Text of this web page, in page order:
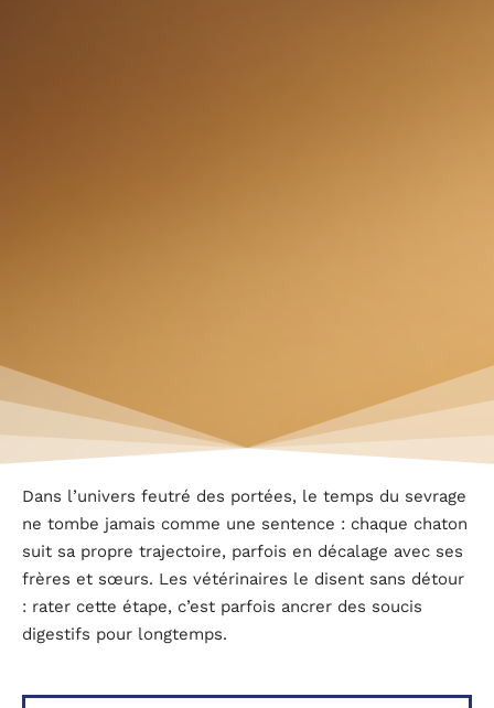
Dans l’univers feutré des portées, le temps du sevrage
ne tombe jamais comme une sentence : chaque chaton
suit sa propre trajectoire, parfois en décalage avec ses
frères et sœurs. Les vétérinaires le disent sans détour
: rater cette étape, c’est parfois ancrer des soucis
digestifs pour longtemps.